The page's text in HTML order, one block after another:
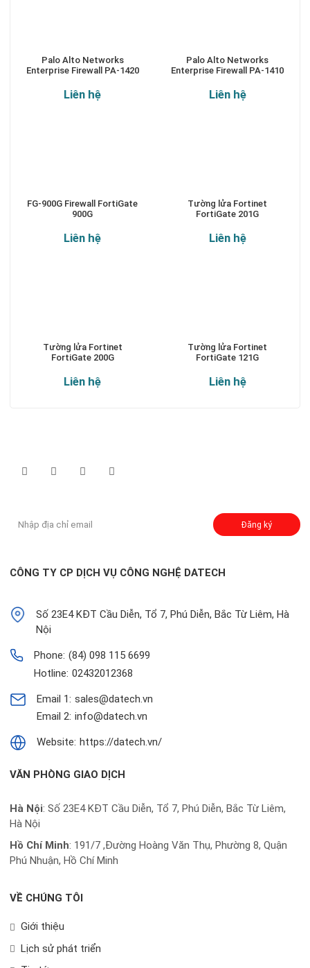
Palo Alto Networks
Enterprise Firewall PA-1420
Liên hệ
Palo Alto Networks
Enterprise Firewall PA-1410
Liên hệ
FG-900G Firewall FortiGate
900G
Liên hệ
Tường lửa Fortinet
FortiGate 201G
Liên hệ
Tường lửa Fortinet
FortiGate 200G
Liên hệ
Tường lửa Fortinet
FortiGate 121G
Liên hệ
Đăng ký
CÔNG TY CP DỊCH VỤ CÔNG NGHỆ DATECH
Số 23E4 KĐT Cầu Diễn, Tổ 7, Phú Diễn, Bắc Từ Liêm, Hà
Nội
Phone: (84) 098 115 6699
Hotline: 02432012368
Email 1: sales@datech.vn
Email 2: info@datech.vn
Website: https://datech.vn/
VĂN PHÒNG GIAO DỊCH
Hà Nội: Số 23E4 KĐT Cầu Diễn, Tổ 7, Phú Diễn, Bắc Từ Liêm,
Hà Nội
Hồ Chí Minh: 191/7 ,Đường Hoàng Văn Thụ, Phường 8, Quận
Phú Nhuận, Hồ Chí Minh
VỀ CHÚNG TÔI
Giới thiệu
Lịch sử phát triển